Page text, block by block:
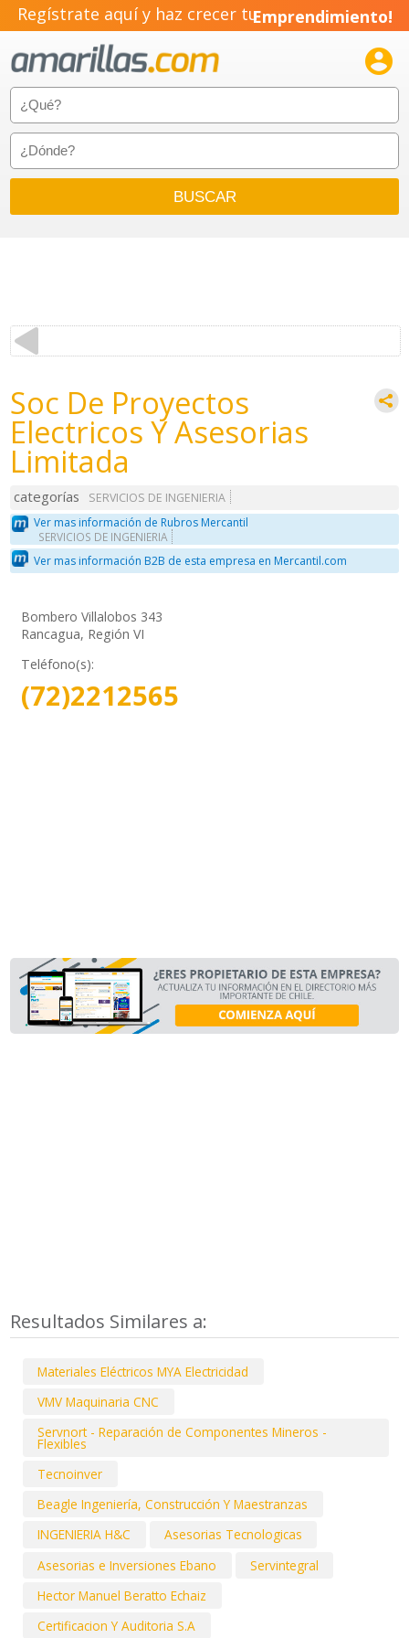
Regístrate aquí y haz crecer tuEmprendimiento!

Soc De Proyectos
Electricos Y Asesorias
Limitada
categorías
SERVICIOS DE INGENIERIA
Ver mas información de Rubros Mercantil
SERVICIOS DE INGENIERIA
Ver mas información B2B de esta empresa en Mercantil.com
Bombero Villalobos 343
Rancagua, Región VI
Teléfono(s):
(72)2212565
Resultados Similares a:
Materiales Eléctricos MYA Electricidad
VMV Maquinaria CNC
Servnort - Reparación de Componentes Mineros -
Flexibles
Tecnoinver
Beagle Ingeniería, Construcción Y Maestranzas
INGENIERIA H&C
Asesorias Tecnologicas
Asesorias e Inversiones Ebano
Servintegral
Hector Manuel Beratto Echaiz
Certificacion Y Auditoria S.A